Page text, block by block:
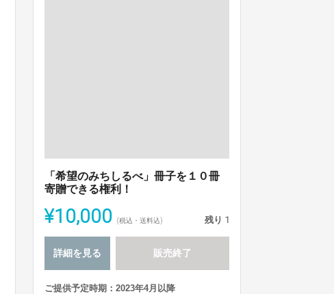
「希望のみちしるべ」冊子を１０冊
寄贈できる権利！
¥10,000 (税込・送料込) 残り 1
詳細を見る 販売終了
ご提供予定時期：2023年4月以降